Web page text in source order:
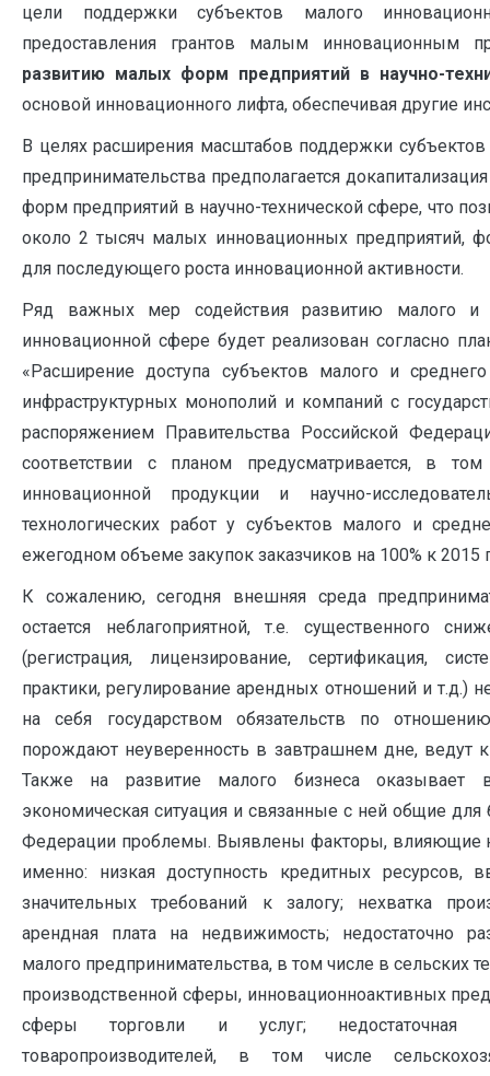
цели поддержки субъектов малого
предоставления грантов малым инновационным
развитию малых форм предприятий в научно-
основой инновационного лифта, обеспечивая другие
В целях расширения масштабов поддержки
предпринимательства предполагается
форм предприятий в научно-технической сфере, что
около 2 тысяч малых инновационных предприятий,
для последующего роста инновационной активности.
Ряд важных мер содействия развитию малого и
инновационной сфере будет реализован согласно
«Расширение доступа субъектов малого и
инфраструктурных монополий и компаний с
распоряжением Правительства Российской
соответствии с планом предусматривается, в
инновационной продукции и научно-
технологических работ у субъектов малого и
ежегодном объеме закупок заказчиков на 100% к 2015
К сожалению, сегодня внешняя среда
остается неблагоприятной, т.е. существенного
(регистрация, лицензирование, сертификация,
практики, регулирование арендных отношений и т.д.)
на себя государством обязательств по
порождают неуверенность в завтрашнем дне, ведут
Также на развитие малого бизнеса оказывает
экономическая ситуация и связанные с ней общие
Федерации проблемы. Выявлены факторы, влияющие
именно: низкая доступность кредитных ресурсов,
значительных требований к залогу; нехватка
арендная плата на недвижимость; недостаточно
малого предпринимательства, в том числе в сельских
производственной сферы, инновационно­активных
сферы торговли и услуг; недостаточная
товаропроизводителей, в том числе